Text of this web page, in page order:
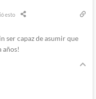
esto
ser capaz de asumir que
años!